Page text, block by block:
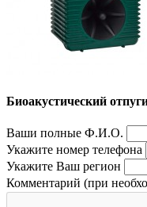
Биоакустический
Ваши полные Ф.И.О.
Укажите номер телефона
Укажите Ваш регион
Комментарий (при